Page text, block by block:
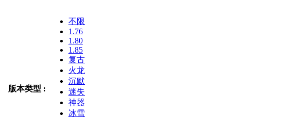
版本类型 :
不限
1.76
1.80
1.85
复古
火龙
沉默
迷失
神器
冰雪